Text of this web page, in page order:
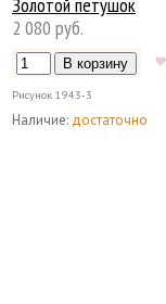
2 080 руб.
Рисунок 1943-3
Наличие: достаточно